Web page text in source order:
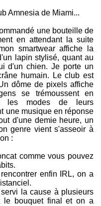
Amnesia de Miami...
une bouteille de
en attendant la suite
smartwear affiche la
lapin stylisé, quant au
d'un chien. Je porte un
humain. Le club est
dôme de pixels affiche
se trémoussent en
les modes de leurs
une musique en réponse
d'une demie heure, un
genre vient s'asseoir à
:
comme vous pouvez
enfin IRL, on a
la cause à plusieurs
le bouquet final et on a